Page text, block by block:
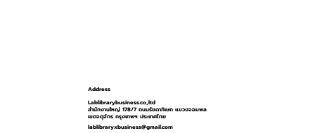
Address
Lablibrarybusiness.co,.ltd
สำนักงานใหญ่ 178/7 ถนนรัชดาภิเษก แขวงจอมพล
เขตจตุจักร กรุงเทพฯ ประเทศไทย
lablibraryxbusiness@gmail.com